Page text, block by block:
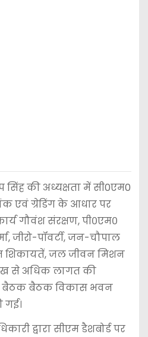
सिंह की अध्यक्षता में सी0एम0
एवं ग्रेडिंग के आधार पर
गौवंश संरक्षण, पी०एम०
जीरो-पॉवर्टी, जन-चौपाल
शिकायतें, जल जीवन मिशन
से अधिक लागत की
बैठक बैठक विकास भवन
गई।
द्वारा सीएम डैशबोर्ड पर